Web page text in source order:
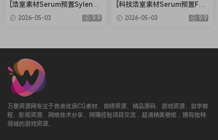
[浩室素材Serum预置Sylenth
1预置FL模板Ableton模板] O
five Bang House [WAV, MiDi]
2026-05-03 9.9
[科技浩室素材Serum预置FL
模板Ableton模板] AWD Sou
nds Mystical Rituals Vol.1
2026-05-03 9.9
万象资源网专注于各类优质CG素材、音频资源、精品源码、游戏资源、自学教
程、影视资源、网络技术分享、网赚经验项目交流，超清精美壁纸，拥有独特
领域的游戏资源。